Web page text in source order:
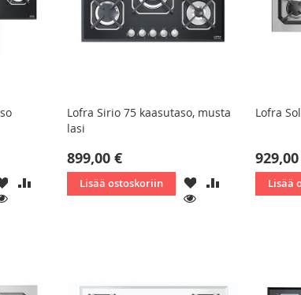
LISÄÄ
TOIVELISTAAN
LISÄÄ
VERTAILUUN
KATSO
Lofra Sirio 75 kaasutaso, musta
lasi
899,00 €
Lisää ostoskoriin
LISÄÄ
TOIVELISTAAN
VERTAILUUN
KATSO
Lofra
Lisää